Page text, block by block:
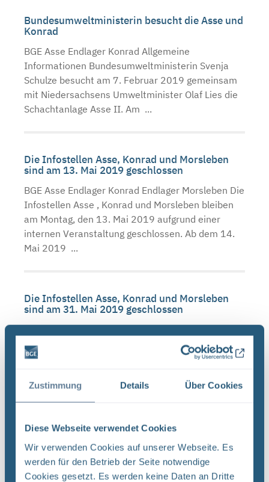
Zustimmung Details Über Cookies
Diese Webseite verwendet Cookies
Wir verwenden Cookies auf unserer Webseite. Es
werden für den Betrieb der Seite notwendige
Cookies gesetzt. Es werden keine Daten an Dritte
Bundesumweltministerin besucht die Asse und
Konrad
BGE Asse Endlager Konrad Allgemeine
Informationen Bundesumweltministerin Svenja
Schulze besucht am 7. Februar 2019 gemeinsam
mit Niedersachsens Umweltminister Olaf Lies die
Schachtanlage Asse II. Am ...
Die Infostellen Asse, Konrad und Morsleben
sind am 13. Mai 2019 geschlossen
BGE Asse Endlager Konrad Endlager Morsleben Die
Infostellen Asse , Konrad und Morsleben bleiben
am Montag, den 13. Mai 2019 aufgrund einer
internen Veranstaltung geschlossen. Ab dem 14.
Mai 2019 ...
Die Infostellen Asse, Konrad und Morsleben
sind am 31. Mai 2019 geschlossen
Infostellen Asse , Konrad und Morsleben bleiben
am Freitag, den 31. Mai 2019, geschlossen. Ab
den ...
geschlossen
BGE Asse Endlager Konrad Endlager Morsleben Die